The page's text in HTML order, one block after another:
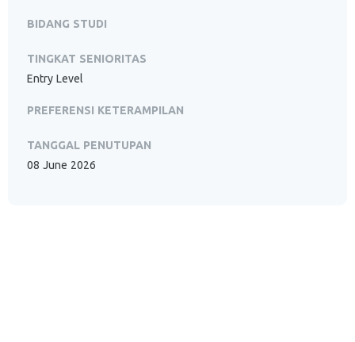
BIDANG STUDI
TINGKAT SENIORITAS
Entry Level
PREFERENSI KETERAMPILAN
TANGGAL PENUTUPAN
08 June 2026